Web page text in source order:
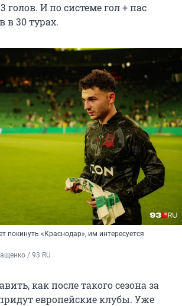
голов. И по системе гол + пас
в30турах.
покинуть «Краснодар», им интересуется
/ 93.RU
как после такого сезона за
европейские клубы. Уже